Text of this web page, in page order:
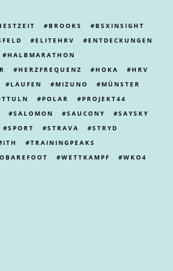
BROOKS
BSXINSIGHT
ELITEHRV
ENTDECKUNGEN
HALBMARATHON
HERZFREQUENZ HOKA
HRV
LAUFEN MIZUNO
MÜNSTER
POLAR
PROJEKT44
SALOMON SAUCONY
SAYSKY
SPORT STRAVA
STRYD
TRAININGPEAKS
WETTKAMPF
WKO4